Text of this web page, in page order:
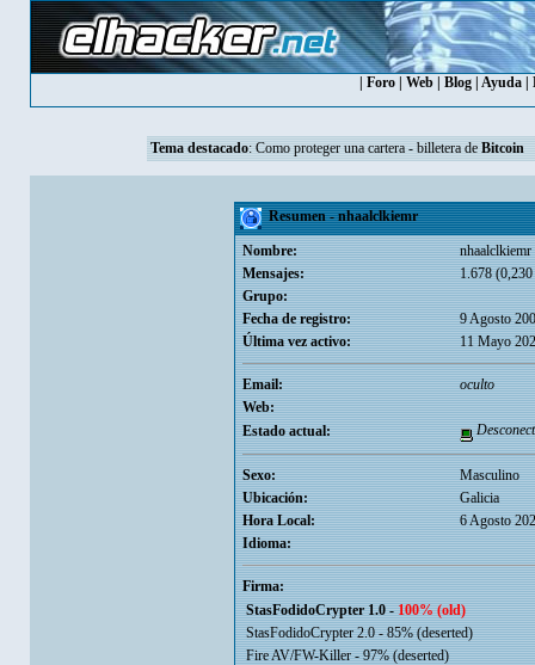
Foro Web Blog Ayuda
Tema destacado: Como proteger una cartera - billetera de Bitcoin
Resumen - nhaalclkiemr
Nombre:
nhaalclkiemr
Mensajes:
1.678
Grupo:
Fecha de registro:
9 Agosto
Última vez activo:
11 Mayo
Email:
oculto
Web:
Estado actual:
Sexo:
Masculino
Ubicación:
Galicia
Hora Local:
6 Agosto
Idioma:
Firma:
StasFodidoCrypter 1.0 -100% (old)
StasFodidoCrypter 2.0 - 85% (deserted)
Fire AV/FW-Killer - 97% (deserted)